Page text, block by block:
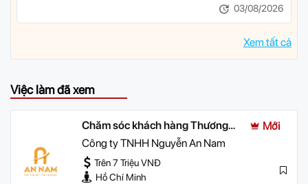
03/08/2026
Xem tất cả
Việc làm đã xem
Chăm sóc khách hàng Thương
mại điện tử
Mới
Công ty TNHH Nguyễn An Nam
Trên 7 Triệu VNĐ
Hồ Chí Minh